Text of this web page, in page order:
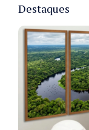
Destaques